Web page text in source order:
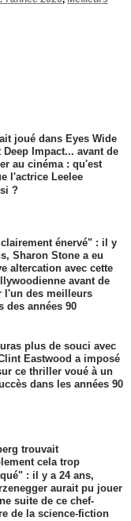
joué dans Eyes Wide
Deep Impact... avant de
au cinéma : qu'est
l'actrice Leelee
?
énervé" : il y
Sharon Stone a eu
altercation avec cette
avant de
l'un des meilleurs
des années 90
plus de souci avec
Eastwood a imposé
ce thriller voué à un
dans les années 90
trouvait
cela trop
: il y a 24 ans,
aurait pu jouer
suite de ce chef-
de la science-fiction